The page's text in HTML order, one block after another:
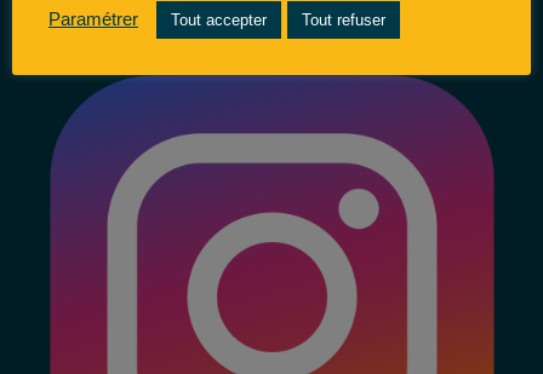
Paramétrer Tout accepter Tout refuser